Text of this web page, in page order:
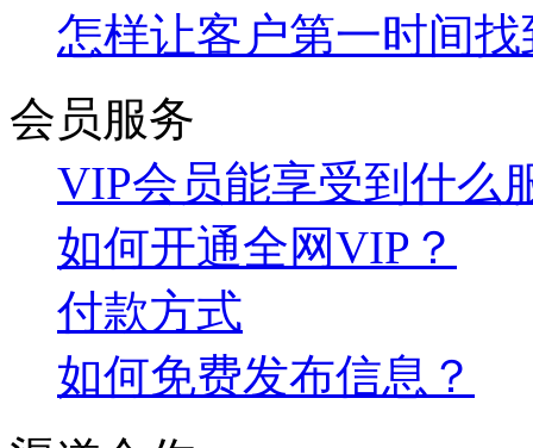
怎样让客户第一时间
会员服务
VIP会员能享受到什么
如何开通全网VIP？
付款方式
如何免费发布信息？